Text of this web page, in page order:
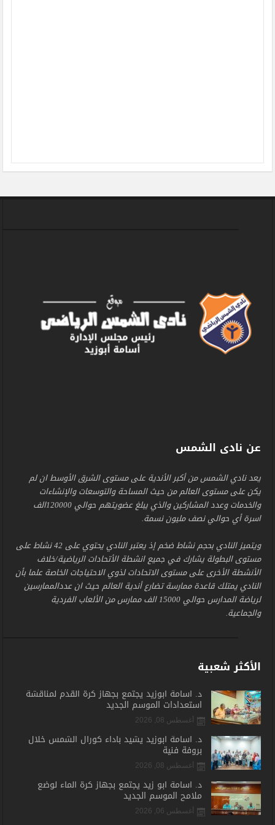
عن نادى الشمس
يعد نادي الشمس من أكبر الأندية على مستوى الشرق الأوسط ان لم
يكن على مستوى العالم من حيث المساحة والتوسعات والإنشاءات
والخدمات وعدد المشاركين والذي يبلغ عضويتهم حوالي 120000الف
اسرة أي حوالي نصف مليون نسمة.
ويتميز النادي بحجم نشاط ضخم إذ يعتبر النادي يحتوي على 42 نشاط على
مستوى البطولة يشارك في جميع انشطة الأتحادات الرياضية/خلاف
الأنشطة الأخرى على مستوى الاتحادات لذوي الاحتياجات الخاصة علما بأن
النادي يمتلك قاعدة ممارسة تضارع أندية العالم حيث ان عددالممارسين
لرياضة المدارس حوالي 15000 الف ممارس من الألعاب الفردية
والجماعية.
الأكثر شعبية
د. أسامة أبوزيد يجتمع بجهاز كرة القدم لمناقشة
استعدادات الموسم الجديد
أغسطس 08, 2026
د. أسامة أبوزيد يشيد بأداء كورال الشمس خلال
بروفة فنية
أغسطس 08, 2026
د. أسامة أبو زيد يجتمع بجهاز كرة الماء لوضع
ملامح الموسم الجديد
أغسطس 06, 2026